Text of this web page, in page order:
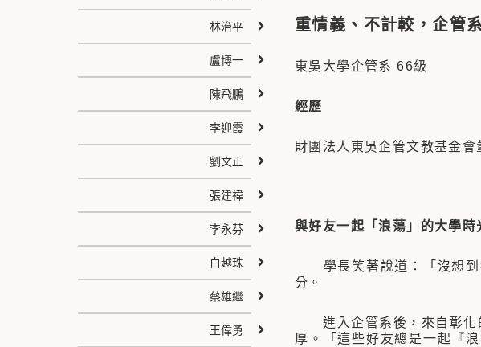
重情義、不計較，企管
東吳大學企管系 66級
經歷
財團法人東吳企管文教基金會
與好友一起「浪蕩」的大學時
學長笑著說道：「沒想到
分。
進入企管系後，來自彰化
厚。「這些好友總是一起『
林治平
盧博一
陳飛鵬
李迎霞
劉文正
張建禕
李永芬
白越珠
蔡雄繼
王偉勇